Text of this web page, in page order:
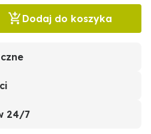
Dodaj do koszyka
24/7